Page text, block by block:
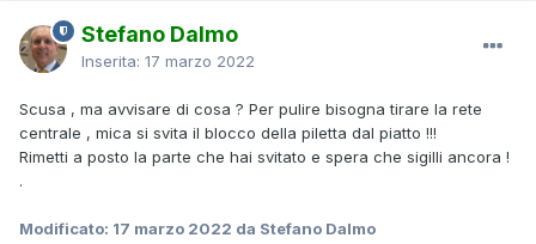
Stefano Dalmo
Inserita: 17 marzo 2022
Scusa , ma avvisare di cosa ? Per pulire bisogna tirare la rete
centrale , mica si svita il blocco della piletta dal piatto !!!
Rimetti a posto la parte che hai svitato e spera che sigilli ancora !
.
Modificato: 17 marzo 2022 da Stefano Dalmo